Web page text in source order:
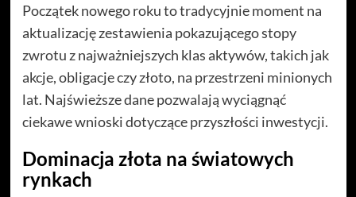
Początek nowego roku to tradycyjnie moment na
aktualizację zestawienia pokazującego stopy
zwrotu z najważniejszych klas aktywów, takich jak
akcje, obligacje czy złoto, na przestrzeni minionych
lat. Najświeższe dane pozwalają wyciągnąć
ciekawe wnioski dotyczące przyszłości inwestycji.
Dominacja złota na światowych
rynkach